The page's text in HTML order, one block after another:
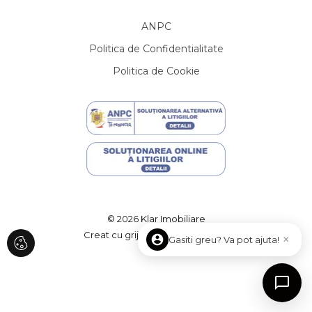
Terenuri de vanzare in Somesu Rece
Terenuri de vanzare in Pata
Terenuri de vanzare in Cluj-Napoca
Terenuri de vanzare in Salistea Noua
Terenuri de vanzare in Cluj-Napoca Sopor
Terenuri de vanzare in Muntele Baisorii
Terenuri de vanzare in Cluj-Napoca Andrei Muresanu
Spatii birouri de vanzare in Cluj-Napoca
Spatii birouri de vanzare in Cluj-Napoca Iris
ANPC
Politica de Confidentialitate
Politica de Cookie
© 2026 Klar Imobiliare
Creat cu grijă de
ImmoFlux
Gasiti greu? Va pot ajuta! ×